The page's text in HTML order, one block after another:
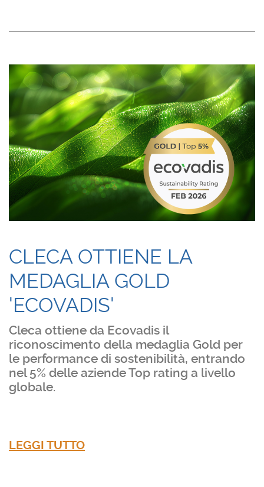
CLECA OTTIENE LA
MEDAGLIA GOLD
'ECOVADIS'
Cleca ottiene da Ecovadis il
riconoscimento della medaglia Gold per
le performance di sostenibilità, entrando
nel 5% delle aziende Top rating a livello
globale.
LEGGI TUTTO